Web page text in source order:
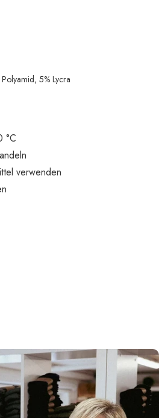
5% Lycra
°C
verwenden